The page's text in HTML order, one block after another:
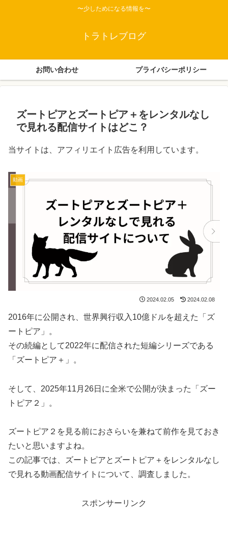
〜少しためになる情報を〜
トラトレブログ
お問い合わせ プライバシーポリシー
ズートピアとズートピア＋をレンタルなし
で見れる配信サイトはどこ？
当サイトは、アフィリエイト広告を利用しています。
動画
2024.02.05 2024.02.08
2016年に公開され、世界興行収入10億ドルを超えた「ズ
ートピア」。
その続編として2022年に配信された短編シリーズである
「ズートピア＋」。
そして、2025年11月26日に全米で公開が決まった「ズー
トピア２」。
ズートピア２を見る前におさらいを兼ねて前作を見ておき
たいと思いますよね。
この記事では、ズートピアとズートピア＋をレンタルなし
で見れる動画配信サイトについて、調査しました。
スポンサーリンク